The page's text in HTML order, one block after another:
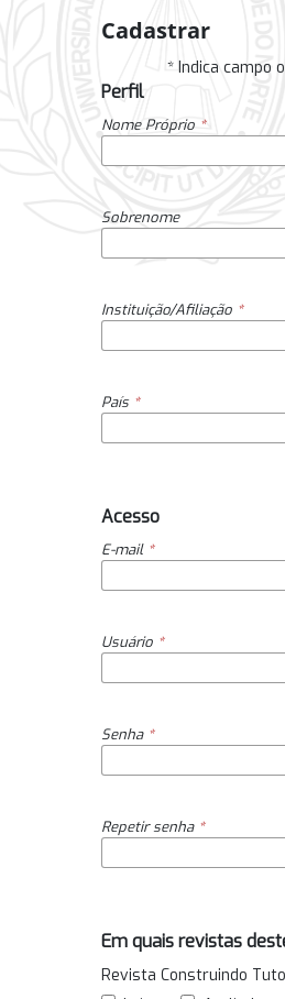
Cadastrar
* Indica campo
Perfil
Nome Próprio *
Sobrenome
Instituição/Afiliação *
País *
Acesso
E-mail *
Usuário *
Senha *
Repetir senha *
Em quais revistas
Revista Construindo